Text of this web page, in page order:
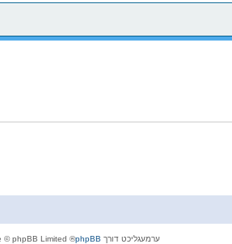
ערמעגליכט דורך phpBB
® Forum Software © phpBB Limited